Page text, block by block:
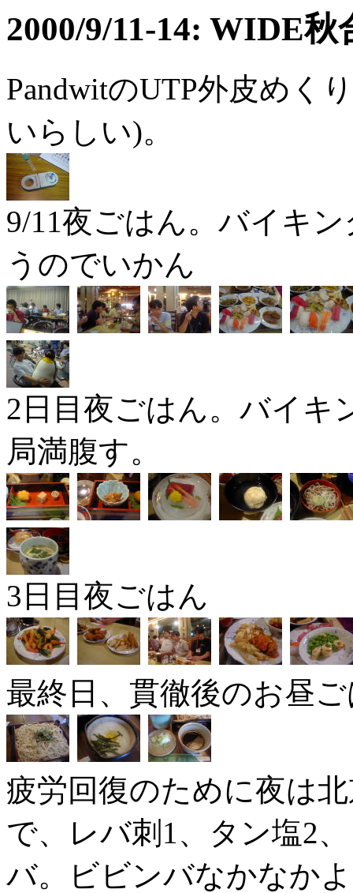
2000/9/11-14: WIDE
PandwitのUTP外皮めく
いらしい)。
9/11夜ごはん。バイキ
うのでいかん
2日目夜ごはん。バイキ
局満腹す。
3日目夜ごはん
最終日、貫徹後のお昼
疲労回復のために夜は
で、レバ刺1、タン塩2
バ。ビビンバなかなか